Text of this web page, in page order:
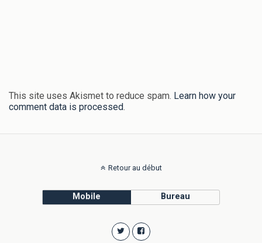
This site uses Akismet to reduce spam. Learn how your
comment data is processed.
Retour au début
Mobile Bureau